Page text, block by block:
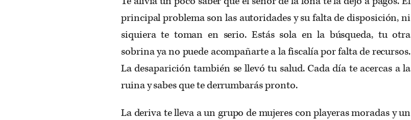
principal problema son las autoridades y su falta de disposición, ni
siquiera te toman en serio. Estás sola en la búsqueda, tu otra
sobrina ya no puede acompañarte a la fiscalía por falta de recursos.
La desaparición también se llevó tu salud. Cada día te acercas a la
ruina y sabes que te derrumbarás pronto.
La deriva te lleva a un grupo de mujeres con playeras moradas y un